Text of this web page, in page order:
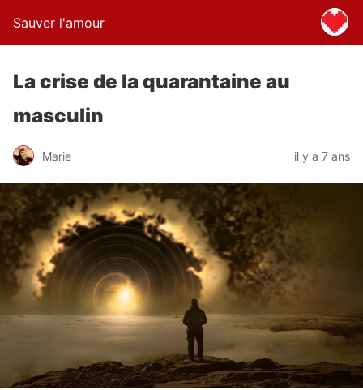
Sauver l'amour
La crise de la quarantaine au
masculin
Marie il y a 7 ans